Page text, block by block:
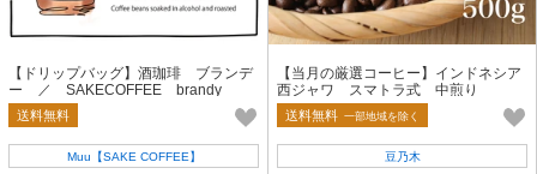
【ドリップバッグ】酒珈琲 ブランデ
ー ／ SAKECOFFEE brandy
送料無料
Muu【SAKE COFFEE】
【当月の厳選コーヒー】インドネシア
西ジャワ スマトラ式 中煎り
送料無料 一部地域を除く
豆乃木